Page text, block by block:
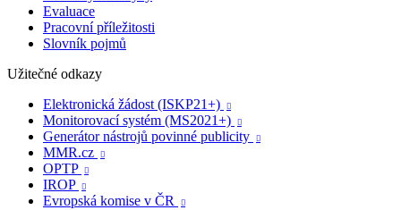
Evaluace
Pracovní příležitosti
Slovník pojmů
Užitečné odkazy
Elektronická žádost (ISKP21+)

Monitorovací systém (MS2021+) 
Generátor nástrojů povinné publicity 
MMR.cz 
OPTP 
IROP 
Evropská komise v ČR 